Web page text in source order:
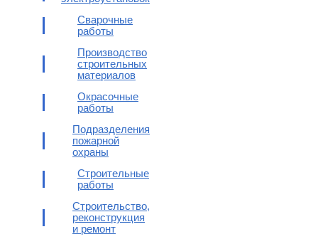
Сварочные
работы
Производство
строительных
материалов
Окрасочные
работы
Подразделения
пожарной
охраны
Строительные
работы
Строительство,
реконструкция
и ремонт